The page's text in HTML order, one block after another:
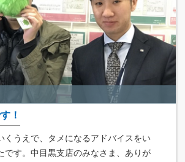
！
くうえで、タメになるアドバイスをい
です。中目黒支店のみなさま、ありが